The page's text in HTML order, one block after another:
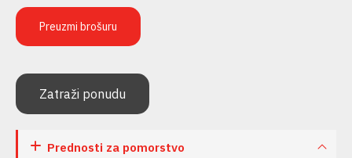
Preuzmi brošuru
Zatraži ponudu
Prednosti za pomorstvo